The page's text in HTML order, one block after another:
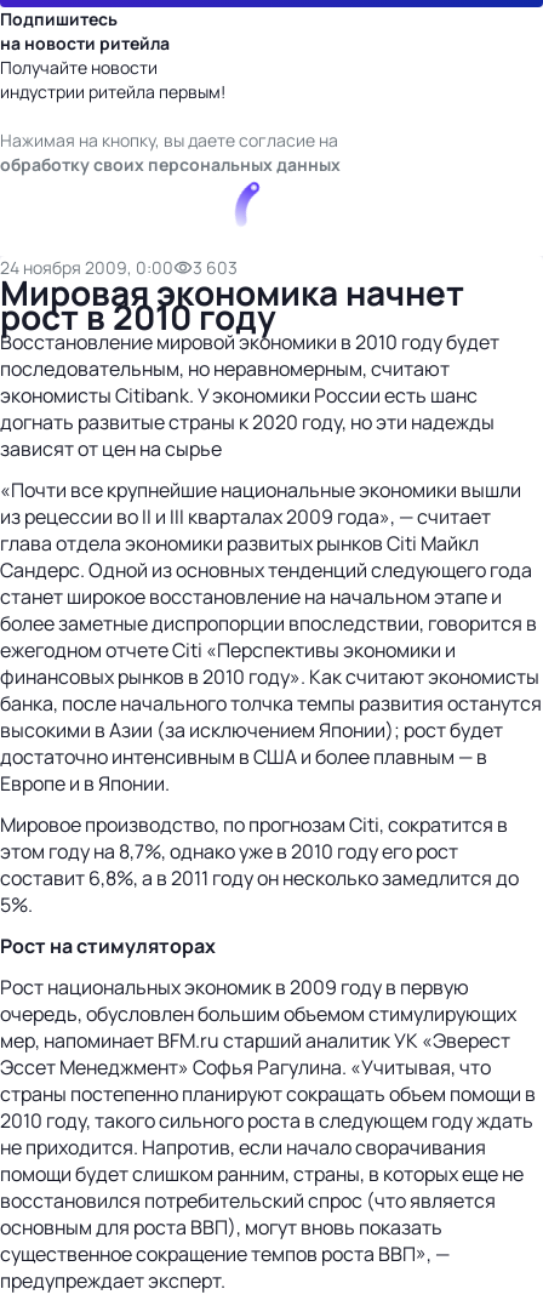
Подпишитесь
на новости ритейла
Получайте новости
индустрии ритейла первым!
Нажимая на кнопку, вы даете согласие на
обработку своих персональных данных
24 ноября 2009, 0:00 3 603
Мировая экономика начнет
рост в 2010 году
Восстановление мировой экономики в 2010 году будет
последовательным, но неравномерным, считают
экономисты Citibank. У экономики России есть шанс
догнать развитые страны к 2020 году, но эти надежды
зависят от цен на сырье
«Почти все крупнейшие национальные экономики вышли
из рецессии во II и III кварталах 2009 года», — считает
глава отдела экономики развитых рынков Citi Майкл
Сандерс. Одной из основных тенденций следующего года
станет широкое восстановление на начальном этапе и
более заметные диспропорции впоследствии, говорится в
ежегодном отчете Citi «Перспективы экономики и
финансовых рынков в 2010 году». Как считают экономисты
банка, после начального толчка темпы развития останутся
высокими в Азии (за исключением Японии); рост будет
достаточно интенсивным в США и более плавным — в
Европе и в Японии.
Мировое производство, по прогнозам Citi, сократится в
этом году на 8,7%, однако уже в 2010 году его рост
составит 6,8%, а в 2011 году он несколько замедлится до
5%.
Рост на стимуляторах
Рост национальных экономик в 2009 году в первую
очередь, обусловлен большим объемом стимулирующих
мер, напоминает BFM.ru старший аналитик УК «Эверест
Эссет Менеджмент» Софья Рагулина. «Учитывая, что
страны постепенно планируют сокращать объем помощи в
2010 году, такого сильного роста в следующем году ждать
не приходится. Напротив, если начало сворачивания
помощи будет слишком ранним, страны, в которых еще не
восстановился потребительский спрос (что является
основным для роста ВВП), могут вновь показать
существенное сокращение темпов роста ВВП», —
предупреждает эксперт.